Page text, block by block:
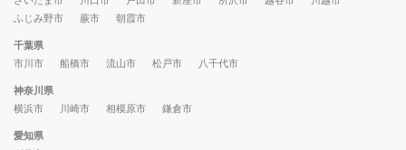
ふじみ野市
蕨市 朝霞市
千葉県
市川市
船橋市 流山市 松戸市 八千代市
神奈川県
横浜市
川崎市 相模原市 鎌倉市
愛知県